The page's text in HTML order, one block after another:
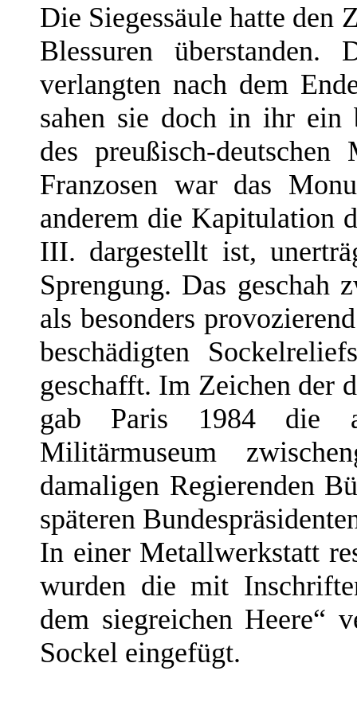
Die Siegessäule hatte
Blessuren überstanden.
verlangten nach dem
sahen sie doch in ihr ein
des preußisch-
Franzosen war das
anderem die Kapitulation
III. dargestellt ist,
Sprengung. Das geschah
als besonders
beschädigten
geschafft. Im Zeichen der
gab Paris 1984 die
Militärmuseum
damaligen Regierenden
späteren
In einer Metallwerkstatt
wurden die mit
dem siegreichen Heere“
Sockel eingefügt.